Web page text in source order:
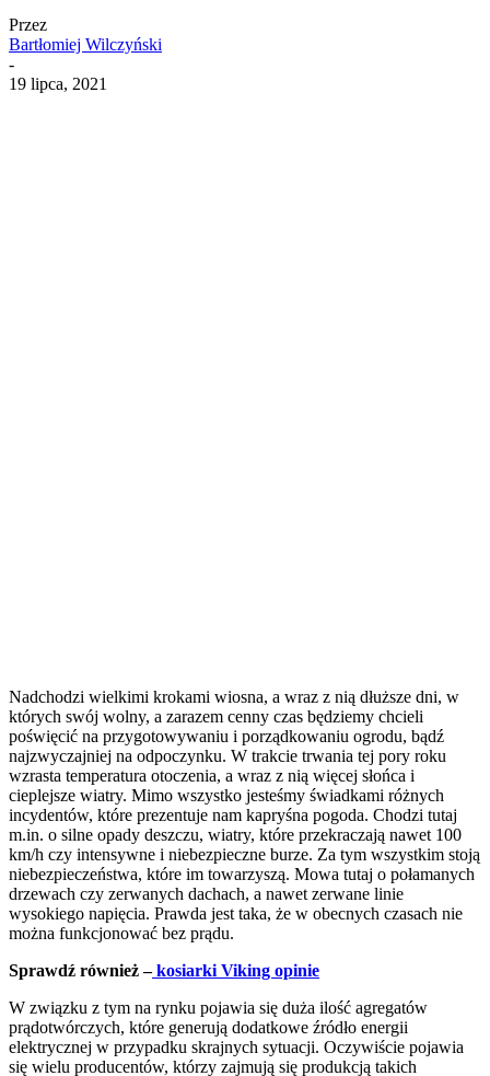
Przez
Bartłomiej Wilczyński
-
19 lipca, 2021
Nadchodzi wielkimi krokami wiosna, a wraz z nią dłuższe dni, w
których swój wolny, a zarazem cenny czas będziemy chcieli
poświęcić na przygotowywaniu i porządkowaniu ogrodu, bądź
najzwyczajniej na odpoczynku. W trakcie trwania tej pory roku
wzrasta temperatura otoczenia, a wraz z nią więcej słońca i
cieplejsze wiatry. Mimo wszystko jesteśmy świadkami różnych
incydentów, które prezentuje nam kapryśna pogoda. Chodzi tutaj
m.in. o silne opady deszczu, wiatry, które przekraczają nawet 100
km/h czy intensywne i niebezpieczne burze. Za tym wszystkim stoją
niebezpieczeństwa, które im towarzyszą. Mowa tutaj o połamanych
drzewach czy zerwanych dachach, a nawet zerwane linie
wysokiego napięcia. Prawda jest taka, że w obecnych czasach nie
można funkcjonować bez prądu.
Sprawdź również –kosiarki Viking opinie
W związku z tym na rynku pojawia się duża ilość agregatów
prądotwórczych, które generują dodatkowe źródło energii
elektrycznej w przypadku skrajnych sytuacji. Oczywiście pojawia
się wielu producentów, którzy zajmują się produkcją takich